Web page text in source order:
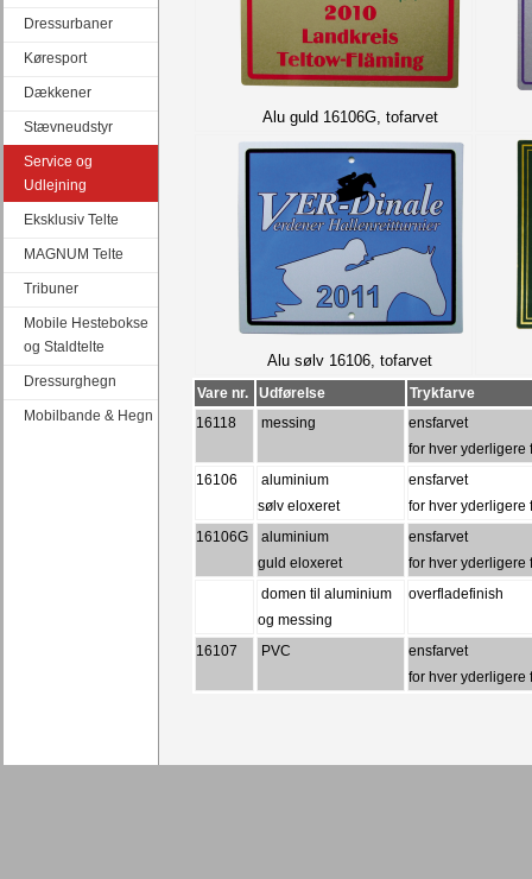
Dressurbaner
Køresport
Dækkener
Stævneudstyr
Service og
Udlejning
Eksklusiv Telte
MAGNUM Telte
Tribuner
Mobile Hestebokse
og Staldtelte
Dressurghegn
Mobilbande & Hegn
Alu guld 16106G, tofarvet
Alu sølv 16106, tofarvet
Vare nr. Udførelse
Trykfarve
16118
messing
ensfarvet
for hver yderligere
16106
aluminium
sølv eloxeret
ensfarvet
for hver yderligere
16106G
aluminium
guld eloxeret
ensfarvet
for hver yderligere
domen til aluminium
og messing
overfladefinish
16107 PVC
ensfarvet
for hver yderligere